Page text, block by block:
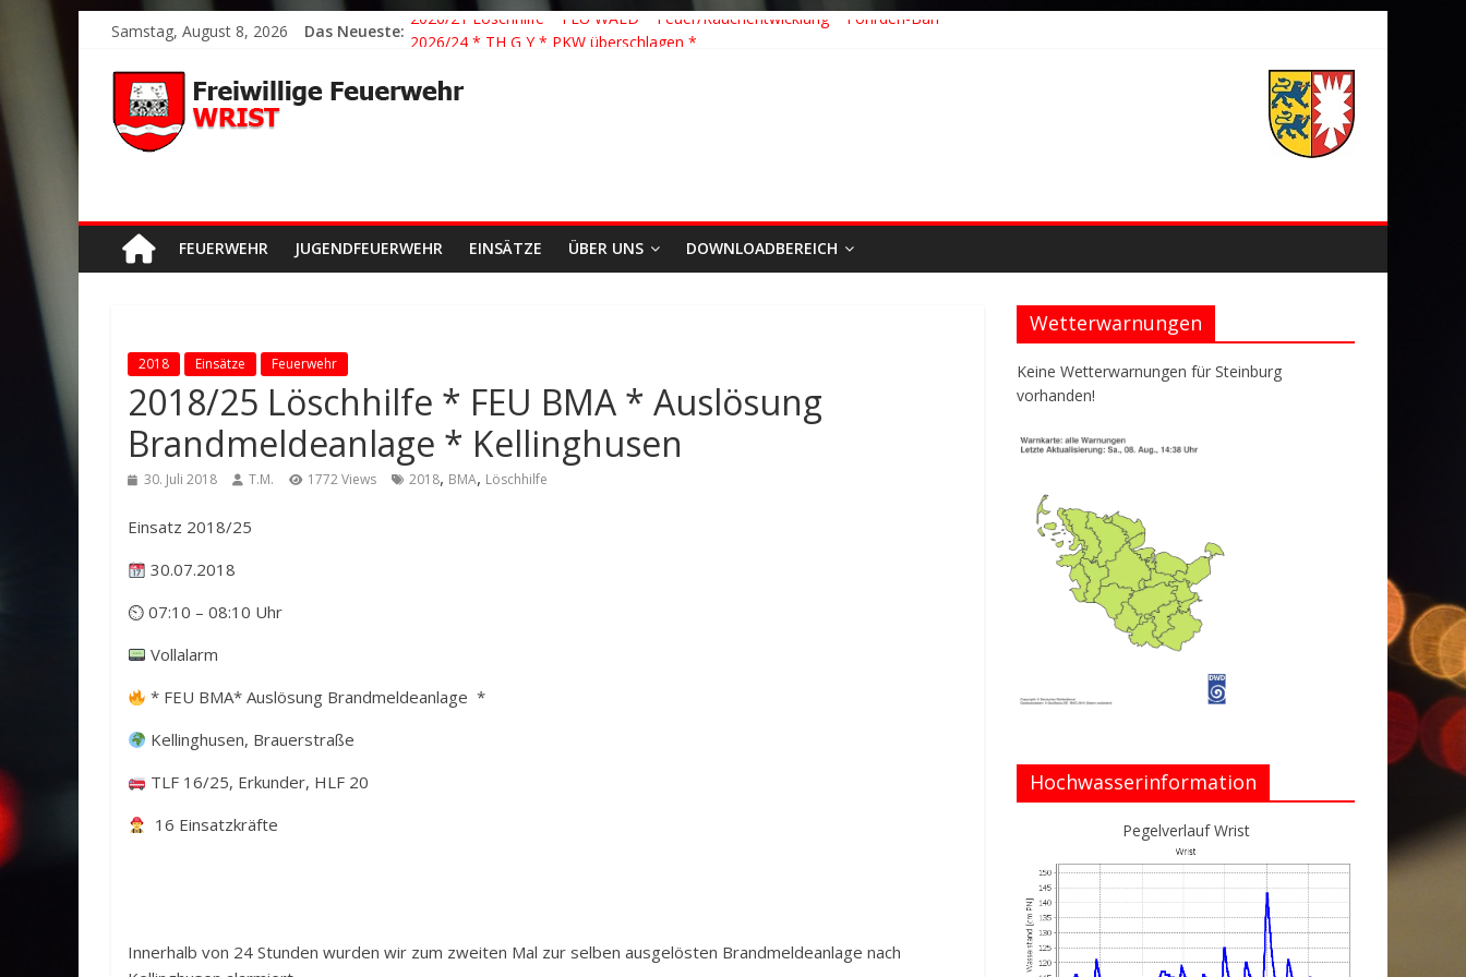
Samstag, August 8, 2026 Das Neueste: 2026/21 Löschhilfe * FEU WALD * Feuer/Rauchentwicklung * Föhrden-Barl *
2026/23 TH K Y * Person in festsitzendem Aufzug *
2026/22 TH Y * VU * 1 Person klemmt * Hingstheide
FEUERWEHR JUGENDFEUERWEHR EINSÄTZE ÜBER UNS DOWNLOADBEREICH
2018 Einsätze Feuerwehr
2018/25 Löschhilfe * FEU BMA * Auslösung
Brandmeldeanlage * Kellinghusen
30. Juli 2018 T.M. 1772 Views 2018, BMA, Löschhilfe
Einsatz 2018/25
30.07.2018
⏲ 07:10 – 08:10 Uhr
Vollalarm
* FEU BMA* Auslösung Brandmeldeanlage *
Kellinghusen, Brauerstraße
TLF 16/25, Erkunder, HLF 20
16 Einsatzkräfte
Innerhalb von 24 Stunden wurden wir zum zweiten Mal zur selben ausgelösten Brandmeldeanlage nach
Wetterwarnungen
Keine Wetterwarnungen für Steinburg
vorhanden!
Hochwasserinformation
Pegelverlauf Wrist